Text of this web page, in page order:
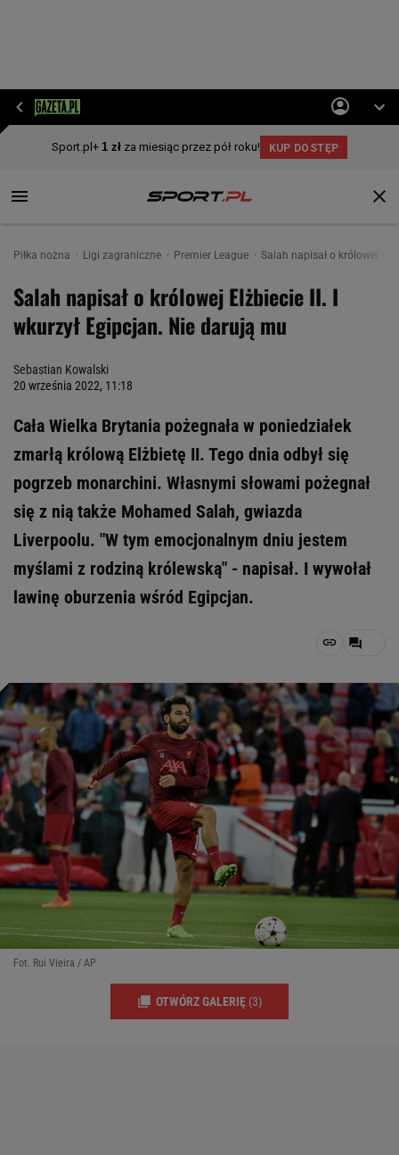
Piłka nożna Ligi zagraniczne Premier League Salah napisał o królowej
Salah napisał o królowej Elżbiecie II. I
wkurzył Egipcjan. Nie darują mu
Sebastian Kowalski
20 września 2022, 11:18
Cała Wielka Brytania pożegnała w poniedziałek
zmarłą królową Elżbietę II. Tego dnia odbył się
pogrzeb monarchini. Własnymi słowami pożegnał
się z nią także Mohamed Salah, gwiazda
Liverpoolu. "W tym emocjonalnym dniu jestem
myślami z rodziną królewską" - napisał. I wywołał
lawinę oburzenia wśród Egipcjan.
Fot. Rui Vieira / AP
OTWÓRZ GALERIĘ (3)